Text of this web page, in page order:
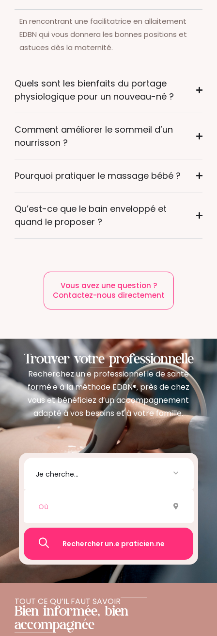
En rencontrant une facilitatrice en allaitement
EDBN qui vous donnera les bonnes positions et
astuces dès la maternité.
Quels sont les bienfaits du portage
physiologique pour un nouveau-né ?
Comment améliorer le sommeil d’un
nourrisson ?
Pourquoi pratiquer le massage bébé ?
Qu’est-ce que le bain enveloppé et
quand le proposer ?
Vous avez une question ?
Contactez-nous directement
Trouver votre professionnelle
Recherchez un·e professionnel·le de santé
formé·e à la méthode EDBN®,près de chez
vous et bénéficiez d’un accompagnement
adapté à vos besoins et à votre famille.
Je cherche...
Recherche
TOUT CE QU’IL FAUT SAVOIR
Bien informée, bien
accompagnée